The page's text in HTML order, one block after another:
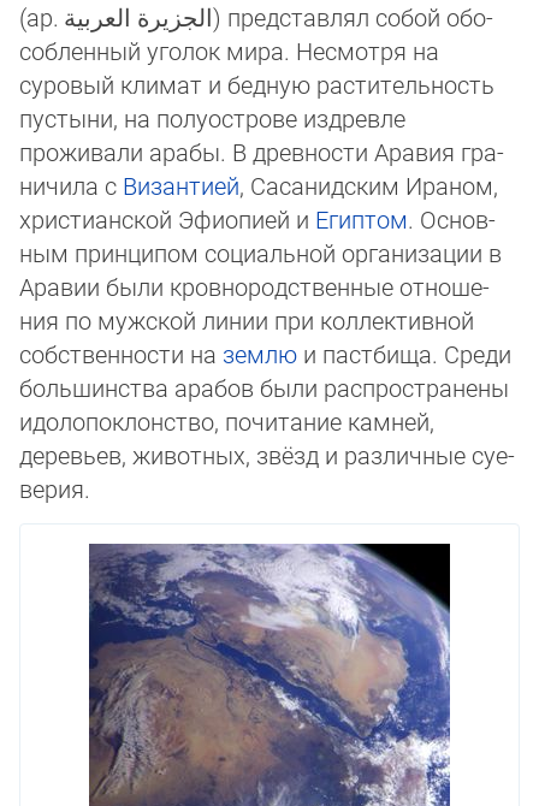
(ар. الجزيرة العربية‎) пред­став­лял собой обо­
соб­ленный уголок мира. Несмотря на
суровый кли­мат и бед­ную растительность
пус­ты­ни, на полуострове издревле
проживали ара­бы. В древности Аравия гра­
ни­чи­ла с Визан­ти­ей, Сасанидским Ира­ном,
христианской Эфиопией и Египтом. Ос­нов­
ным принци­пом со­ци­аль­ной организации в
Аравии были кровно­родственные от­но­ше­
ния по мужской ли­нии при коллективной
собственности на зем­лю и паст­би­ща. Сре­ди
большинства ара­бов были распространены
идо­ло­пок­лон­ст­во, почитание кам­ней,
деревьев, живот­ных, звёзд и раз­лич­ные суе­
ве­рия.